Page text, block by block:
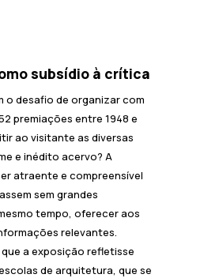
subsídio à crítica
o desafio de organizar com
premiações entre 1948 e
ao visitante as diversas
e inédito acervo? A
atraente e compreensível
sem grandes
tempo, oferecer aos
relevantes.
a exposição refletisse
de arquitetura, que se